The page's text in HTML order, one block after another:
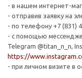
- в нашем интернет-
- отправив заявку на
- по телефону +7 (831)
- с помощью
Telegram @titan_n_n,
https://
- при личном визите в